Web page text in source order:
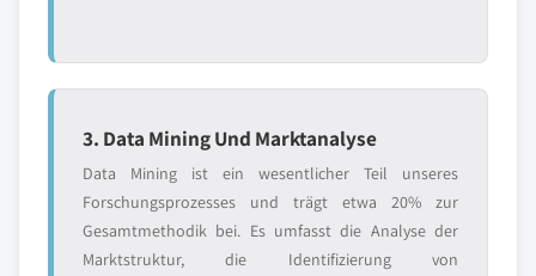
3. Data Mining Und Marktanalyse
Data Mining ist ein wesentlicher Teil unseres
Forschungsprozesses und trägt etwa 20% zur
Gesamtmethodik bei. Es umfasst die Analyse der
Marktstruktur, die Identifizierung von